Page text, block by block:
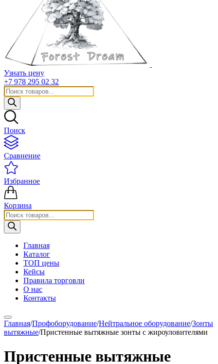
Узнать цену
+7 978 295 02 32
Поиск
товаров
Поиск
Сравнение
Избранное
Корзина
Поиск
товаров
Главная
Каталог
ТОП цены
Кейсы
Правила торговли
О нас
Контакты
Главная/Профоборудование/Нейтральное оборудование/Зонты
вытяжные/Пристенные вытяжные зонты с жироуловителями
Пристенные вытяжные